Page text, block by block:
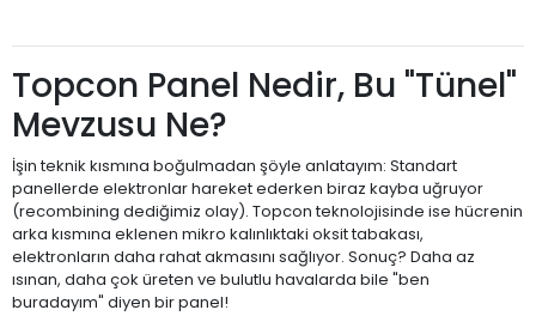
Topcon Panel Nedir, Bu "Tünel"
Mevzusu Ne?
İşin teknik kısmına boğulmadan şöyle anlatayım: Standart
panellerde elektronlar hareket ederken biraz kayba uğruyor
(recombining dediğimiz olay). Topcon teknolojisinde ise hücrenin
arka kısmına eklenen mikro kalınlıktaki oksit tabakası,
elektronların daha rahat akmasını sağlıyor. Sonuç? Daha az
ısınan, daha çok üreten ve bulutlu havalarda bile "ben
buradayım" diyen bir panel!